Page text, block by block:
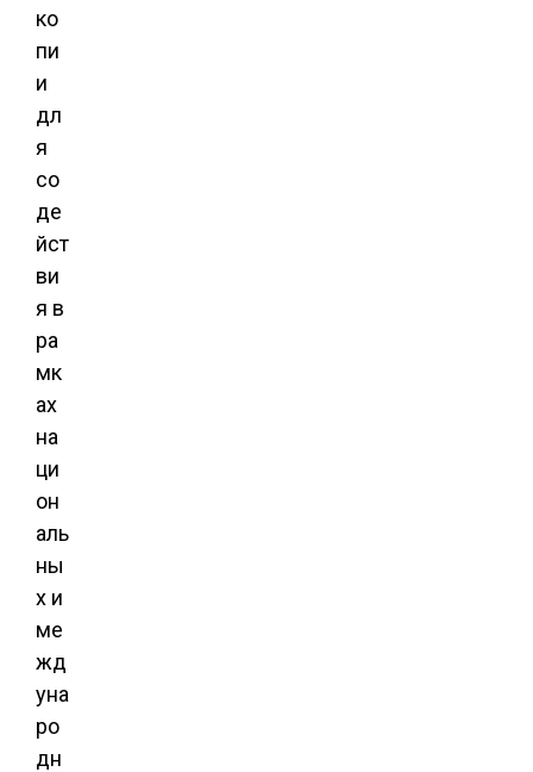
ко
пи
и
дл
я
со
де
йст
ви
я в
ра
мк
ах
на
ци
он
аль
ны
х и
ме
жд
уна
ро
дн